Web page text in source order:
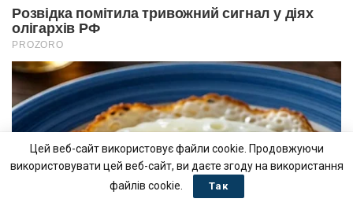
Цей веб-сайт використовує файли cookie. Продовжуючи
використовувати цей веб-сайт, ви даєте згоду на використання
файлів cookie.
Так